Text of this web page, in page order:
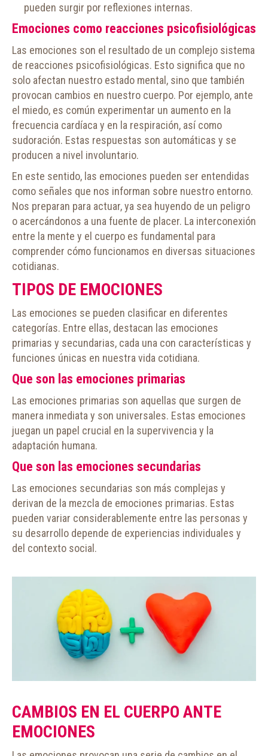
pueden surgir por reflexiones internas.
Emociones como reacciones psicofisiológicas
Las emociones son el resultado de un complejo sistema
de reacciones psicofisiológicas. Esto significa que no
solo afectan nuestro estado mental, sino que también
provocan cambios en nuestro cuerpo. Por ejemplo, ante
el miedo, es común experimentar un aumento en la
frecuencia cardíaca y en la respiración, así como
sudoración. Estas respuestas son automáticas y se
producen a nivel involuntario.
En este sentido, las emociones pueden ser entendidas
como señales que nos informan sobre nuestro entorno.
Nos preparan para actuar, ya sea huyendo de un peligro
o acercándonos a una fuente de placer. La interconexión
entre la mente y el cuerpo es fundamental para
comprender cómo funcionamos en diversas situaciones
cotidianas.
TIPOS DE EMOCIONES
Las emociones se pueden clasificar en diferentes
categorías. Entre ellas, destacan las emociones
primarias y secundarias, cada una con características y
funciones únicas en nuestra vida cotidiana.
Que son las emociones primarias
Las emociones primarias son aquellas que surgen de
manera inmediata y son universales. Estas emociones
juegan un papel crucial en la supervivencia y la
adaptación humana.
Que son las emociones secundarias
Las emociones secundarias son más complejas y
derivan de la mezcla de emociones primarias. Estas
pueden variar considerablemente entre las personas y
su desarrollo depende de experiencias individuales y
del contexto social.
CAMBIOS EN EL CUERPO ANTE
EMOCIONES